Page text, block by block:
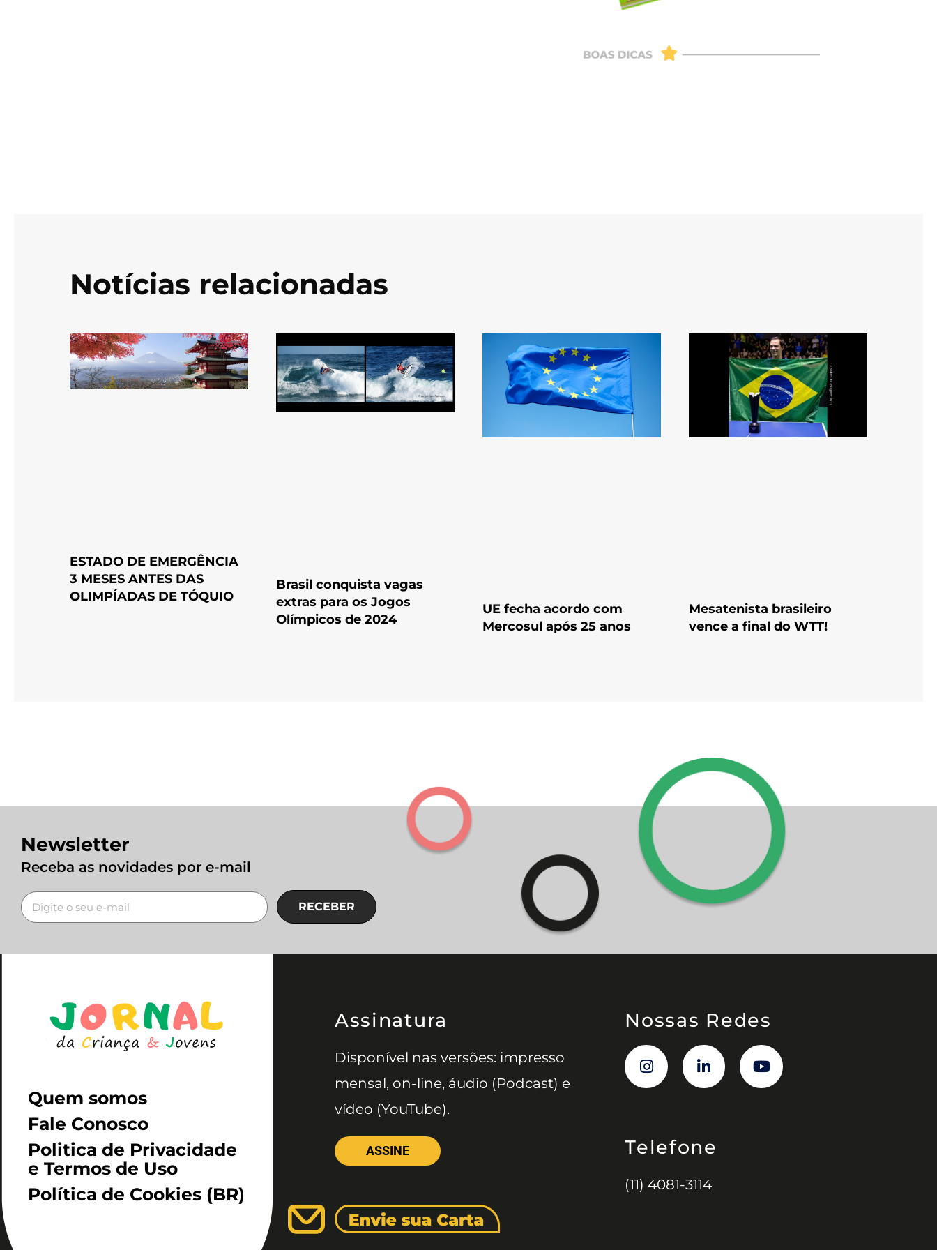
Notícias relacionadas
ESTADO DE EMERGÊNCIA
3 MESES ANTES DAS
OLIMPÍADAS DE TÓQUIO
Brasil conquista vagas
extras para os Jogos
Olímpicos de 2024
UE fecha acordo com
Mercosul após 25 anos
Mesatenista brasileiro
vence a final do WTT!
Newsletter
Receba as novidades por e-mail
RECEBER
Quem somos
Fale Conosco
Politica de Privacidade
e Termos de Uso
Política de Cookies (BR)
Assinatura
Disponível nas versões: impresso
mensal, on-line, áudio (Podcast) e
vídeo (YouTube).
ASSINE
Nossas Redes
Telefone
(11) 4081-3114